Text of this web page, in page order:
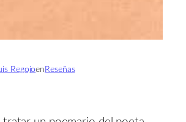
Regojoen Reseñas